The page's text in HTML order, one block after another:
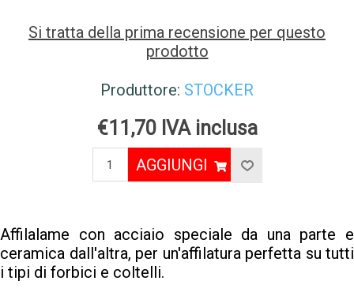
Si tratta della prima recensione per questo
prodotto
Produttore: STOCKER
€11,70 IVA inclusa
AGGIUNGI
Affilalame con acciaio speciale da una parte e
ceramica dall'altra, per un'affilatura perfetta su tutti
i tipi di forbici e coltelli.